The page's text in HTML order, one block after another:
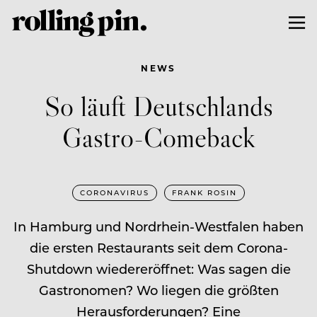
NEWS
So läuft Deutschlands
Gastro-Comeback
CORONAVIRUS FRANK ROSIN
In Hamburg und Nordrhein-Westfalen haben
die ersten Restaurants seit dem Corona-
Shutdown wiedereröffnet: Was sagen die
Gastronomen? Wo liegen die größten
Herausforderungen? Eine